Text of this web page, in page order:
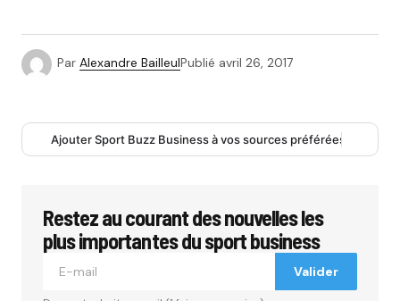
Par Alexandre BailleulPublié avril 26, 2017
Ajouter Sport Buzz Business à vos sources préférées
Restez au courant des nouvelles les
plus importantes du sport business
Valider